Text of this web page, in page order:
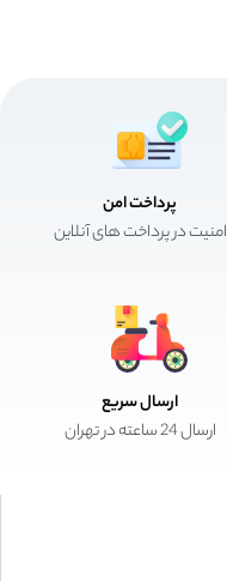
پرداخت امن
امنیت در پرداخت های آنلاین
ارسال سریع
ارسال 24 ساعته در تهران